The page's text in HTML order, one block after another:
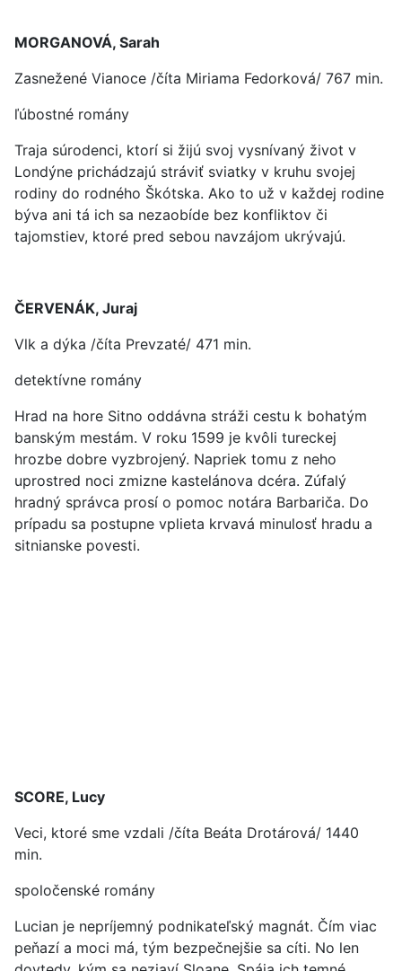
MORGANOVÁ, Sarah
Zasnežené Vianoce /číta Miriama Fedorková/ 767 min.
ľúbostné romány
Traja súrodenci, ktorí si žijú svoj vysnívaný život v
Londýne prichádzajú stráviť sviatky v kruhu svojej
rodiny do rodného Škótska. Ako to už v každej rodine
býva ani tá ich sa nezaobíde bez konfliktov či
tajomstiev, ktoré pred sebou navzájom ukrývajú.
ČERVENÁK, Juraj
Vlk a dýka /číta Prevzaté/ 471 min.
detektívne romány
Hrad na hore Sitno oddávna stráži cestu k bohatým
banským mestám. V roku 1599 je kvôli tureckej
hrozbe dobre vyzbrojený. Napriek tomu z neho
uprostred noci zmizne kastelánova dcéra. Zúfalý
hradný správca prosí o pomoc notára Barbariča. Do
prípadu sa postupne vplieta krvavá minulosť hradu a
sitnianske povesti.
SCORE, Lucy
Veci, ktoré sme vzdali /číta Beáta Drotárová/ 1440
min.
spoločenské romány
Lucian je nepríjemný podnikateľský magnát. Čím viac
peňazí a moci má, tým bezpečnejšie sa cíti. No len